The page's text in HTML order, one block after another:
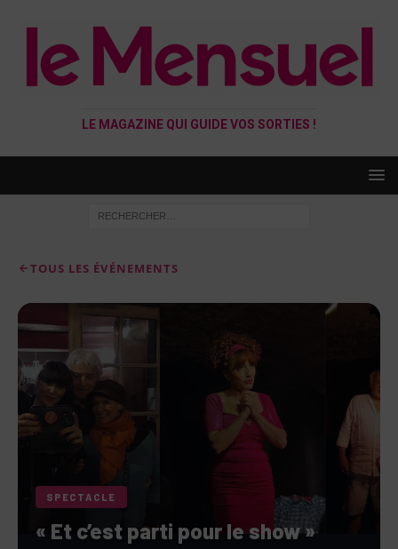
LE MAGAZINE QUI GUIDE VOS SORTIES !
TOUS LES ÉVÉNEMENTS
SPECTACLE
« Et c’est parti pour le show »